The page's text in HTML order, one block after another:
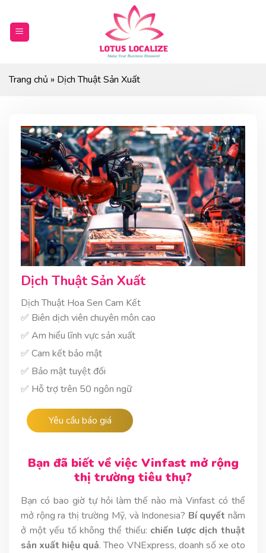
content
Trang chủ » Dịch Thuật Sản Xuất
Dịch Thuật Sản Xuất
Dịch Thuật Hoa Sen Cam Kết
✅ Biên dịch viên chuyên môn cao
✅ Am hiểu lĩnh vực sản xuất
✅ Cam kết bảo mật
✅ Bảo mật tuyệt đối
✅ Hỗ trợ trên 50 ngôn ngữ
Yêu cầu báo giá
Bạn đã biết về việc Vinfast mở rộng
thị trường tiêu thụ?
Bạn có bao giờ tự hỏi làm thế nào mà Vinfast có thể
mở rộng ra thị trường Mỹ, và Indonesia? Bí quyết nằm
ở một yếu tố không thể thiếu: chiến lược dịch thuật
sản xuất hiệu quả. Theo VNExpress, doanh số xe oto